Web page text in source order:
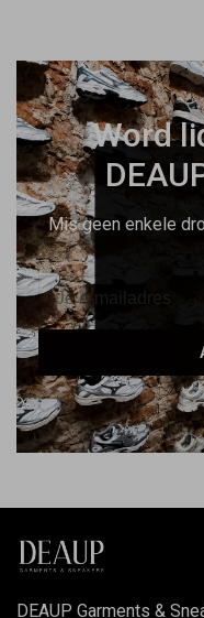
Word
Mis geen enkele
DEAUP Garments &